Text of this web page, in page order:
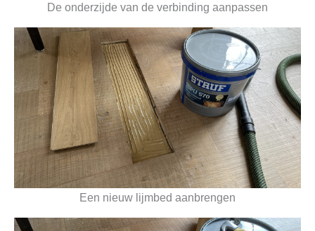
De onderzijde van de verbinding aanpassen
Een nieuw lijmbed aanbrengen